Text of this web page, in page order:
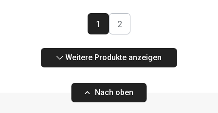
1 2
Weitere Produkte anzeigen
Nach oben